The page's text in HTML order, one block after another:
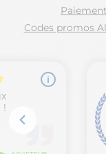
Codes promos